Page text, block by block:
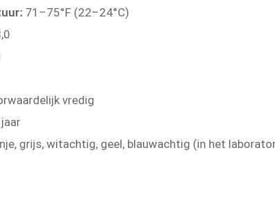
71–75°F (22–24°C)
vredig
grijs, witachtig, geel, blauwachtig (in het